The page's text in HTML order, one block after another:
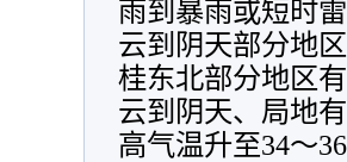
雨到暴雨或短时
云到阴天部分地
桂东北部分地区
云到阴天、局地
高气温升至34～